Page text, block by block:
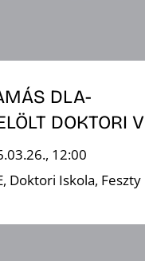
DLA-
DOKTORI
12:00
Doktori Iskola, Feszty